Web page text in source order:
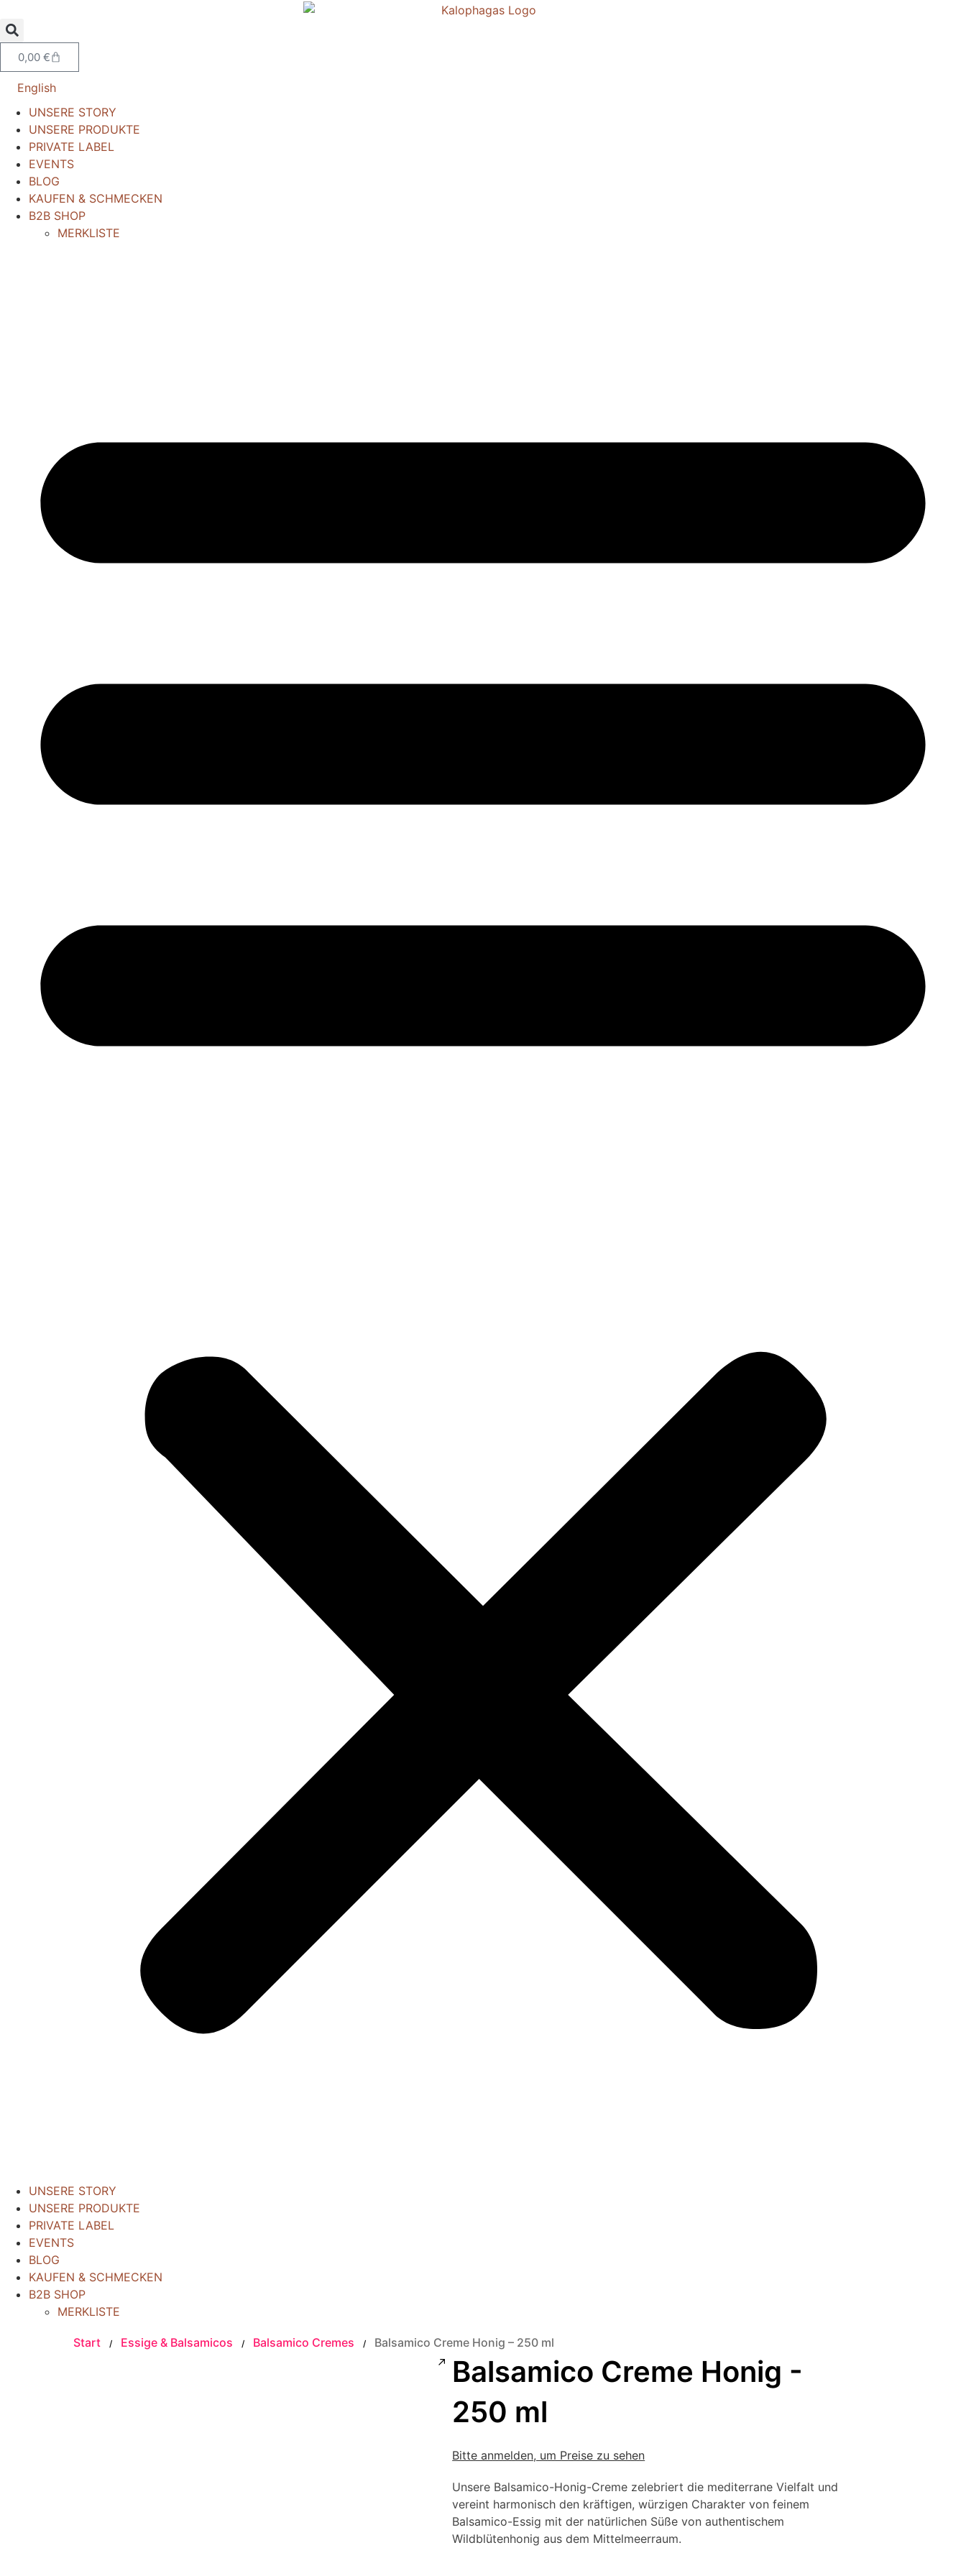
0,00 €
English
UNSERE STORY
UNSERE PRODUKTE
PRIVATE LABEL
EVENTS
BLOG
KAUFEN & SCHMECKEN
B2B SHOP
MERKLISTE
UNSERE STORY
UNSERE PRODUKTE
PRIVATE LABEL
EVENTS
BLOG
KAUFEN & SCHMECKEN
B2B SHOP
MERKLISTE
Start / Essige & Balsamicos / Balsamico Cremes / Balsamico Creme Honig – 250 ml
Balsamico Creme Honig -
250 ml
Bitte anmelden, um Preise zu sehen
Unsere Balsamico-Honig-Creme zelebriert die mediterrane Vielfalt und
vereint harmonisch den kräftigen, würzigen Charakter von feinem
Balsamico-Essig mit der natürlichen Süße von authentischem
Wildblütenhonig aus dem Mittelmeerraum.